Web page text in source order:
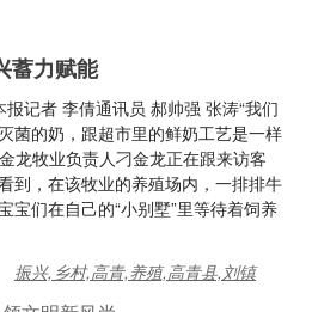
蓄力赋能
记者 李倩通讯员 郝帅强 张涛“我们
菌的奶，跟超市里的鲜奶工艺是一样
龙牧业负责人刁金龙正在跟来访客
到，在该牧业的养殖场内，一排排牛
宝们在自己的“小别墅”里等待着饲养
振兴,乡村,高青,养殖,高青县,刘镇